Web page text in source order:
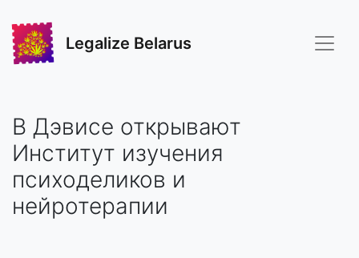
Legalize Belarus
В Дэвисе открывают
Институт изучения
психоделиков и
нейротерапии